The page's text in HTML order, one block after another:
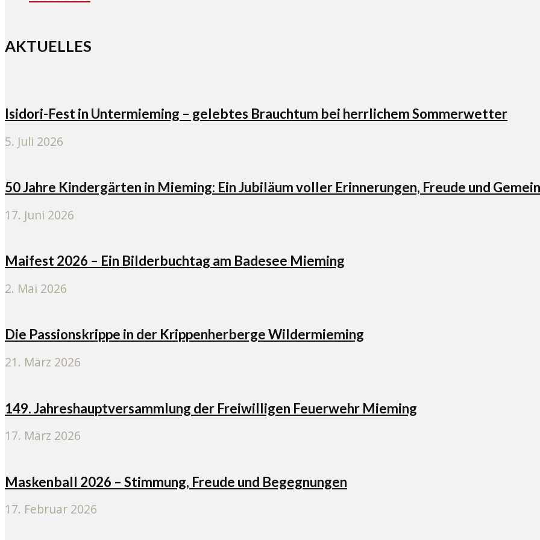
AKTUELLES
Isidori-Fest in Untermieming – gelebtes Brauchtum bei herrlichem Sommerwetter
5. Juli 2026
50 Jahre Kindergärten in Mieming: Ein Jubiläum voller Erinnerungen, Freude und
17. Juni 2026
Maifest 2026 – Ein Bilderbuchtag am Badesee Mieming
2. Mai 2026
Die Passionskrippe in der Krippenherberge Wildermieming
21. März 2026
149. Jahreshauptversammlung der Freiwilligen Feuerwehr Mieming
17. März 2026
Maskenball 2026 – Stimmung, Freude und Begegnungen
17. Februar 2026